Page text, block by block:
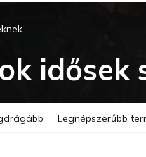
idősek
Legnépszerűbb